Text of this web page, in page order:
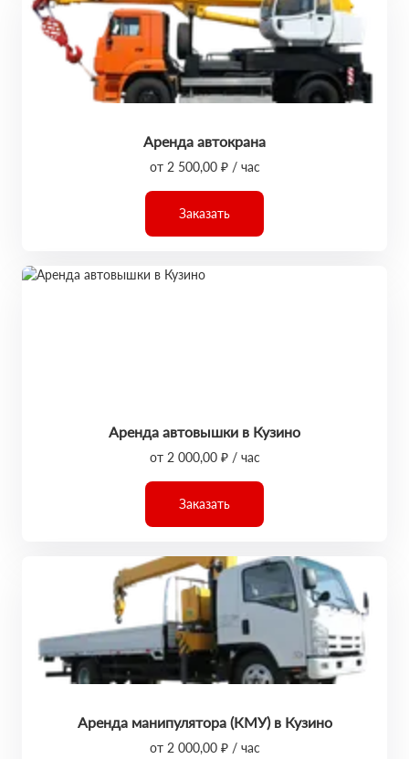
Аренда автокрана
от 2 500,00 ₽ / час
Заказать
Аренда автовышки в Кузино
от 2 000,00 ₽ / час
Заказать
Аренда манипулятора (КМУ) в Кузино
от 2 000,00 ₽ / час